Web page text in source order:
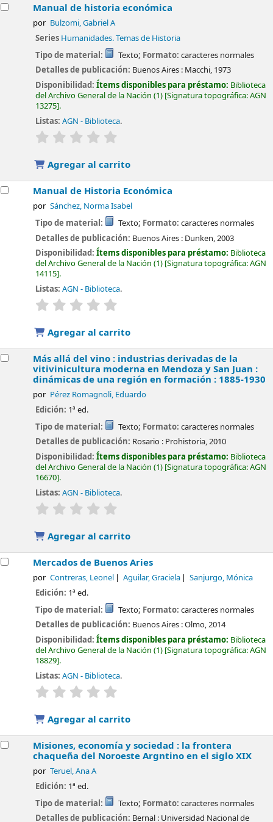
Manual de historia económica
por Bulzomi, Gabriel A
Series Humanidades. Temas de Historia
Tipo de material:
Texto; Formato: caracteres normales
Detalles de publicación: Buenos Aires : Macchi, 1973
Disponibilidad:Ítems disponibles para préstamo: Biblioteca
del Archivo General de la Nación (1) Signatura topográfica:AGN
13275 .
Listas: AGN - Biblioteca.
valoración
Agregar al carrito
Manual de Historia Económica
por Sánchez, Norma Isabel
Tipo de material: Texto; Formato: caracteres normales
Detalles de publicación: Buenos Aires : Dunken,2003
Disponibilidad:Ítems disponibles para préstamo: Biblioteca
del Archivo General de la Nación (1) Signatura topográfica:AGN
14115 .
Listas: AGN - Biblioteca.
valoración
Agregar al carrito
Más allá del vino : industrias derivadas de la
vitivinicultura moderna en Mendoza y San Juan :
dinámicas de una región en formación : 1885-1930
por Pérez Romagnoli, Eduardo
Edición: 1ª ed.
Tipo de material:
Texto; Formato: caracteres normales
Detalles de publicación: Rosario : Prohistoria,2010
Disponibilidad:Ítems disponibles para préstamo: Biblioteca
del Archivo General de la Nación (1) Signatura topográfica:AGN
16670 .
Listas: AGN - Biblioteca.
valoración
Agregar al carrito
Mercados de Buenos Aries
por Contreras, Leonel Aguilar, Graciela Sanjurgo, Mónica
Edición: 1ª ed.
Tipo de material:
Texto; Formato: caracteres normales
Detalles de publicación: Buenos Aires :Olmo,2014
Disponibilidad:Ítems disponibles para préstamo: Biblioteca
del Archivo General de la Nación (1) Signatura topográfica:AGN
18829 .
Listas: AGN - Biblioteca.
valoración
Agregar al carrito
Misiones, economía y sociedad : la frontera
chaqueña del Noroeste Argntino en el siglo XIX
por Teruel, Ana A
Edición: 1ª ed.
Tipo de material:
Texto; Formato: caracteres normales
Detalles de publicación: Bernal : Universidad Nacional de